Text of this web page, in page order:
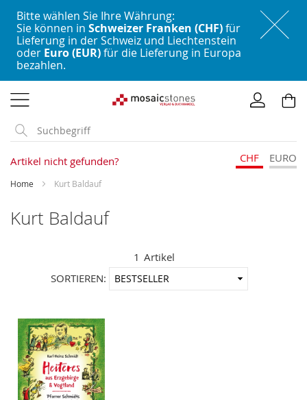
Bitte wählen Sie Ihre Währung:
Sie können in Schweizer Franken (CHF)für
Lieferung in der Schweiz und Liechtenstein
oder Euro (EUR)für die Lieferung in Europa
bezahlen.
zum
Inhalt
Artikel nicht gefunden? CHF EURO
Home Kurt Baldauf
Kurt Baldauf
1 Artikel
SORTIEREN: